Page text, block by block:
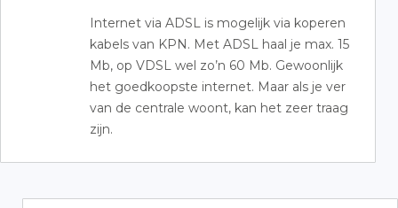
Internet via ADSL is mogelijk via koperen
kabels van KPN. Met ADSL haal je max. 15
Mb, op VDSL wel zo’n 60 Mb. Gewoonlijk
het goedkoopste internet. Maar als je ver
van de centrale woont, kan het zeer traag
zijn.